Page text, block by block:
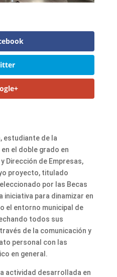
estudiante de la
en el doble grado en
Dirección de Empresas,
proyecto, titulado
por las Becas
iniciativa para dinamizar en
el entorno municipal de
todos sus
de la comunicación y
personal con las
en general.
actividad desarrollada en